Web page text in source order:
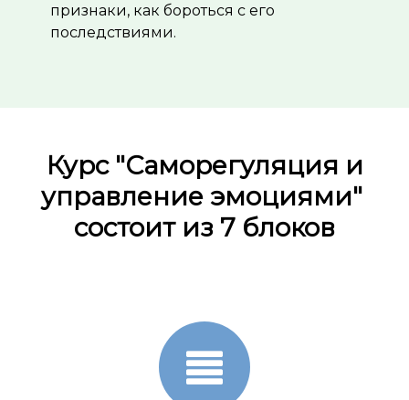
признаки, как бороться с его
последствиями.
Курс "Саморегуляция и
управление эмоциями"
состоит из 7 блоков